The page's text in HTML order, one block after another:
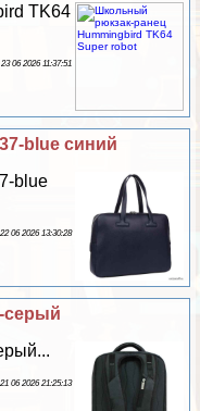
TK64
23 06 2026 11:37:51
blue синий
blue
22 06 2026 13:30:28
серый
21 06 2026 21:25:13